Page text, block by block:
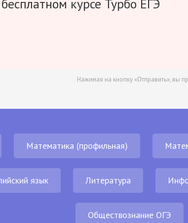
курсе Турбо ЕГЭ
Нажимая на кнопку «Отправить», вы
Математика (профильная)
язык Литература
Обществознание ОГЭ